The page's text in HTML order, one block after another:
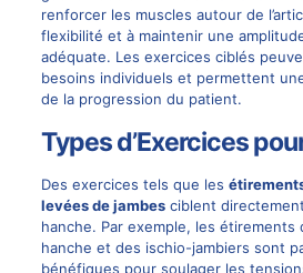
renforcer les muscles autour de
flexibilité et à maintenir une
adéquate. Les exercices ciblés
besoins individuels et permettent
de la progression du patient.
Types d’Exercices
Des exercices tels que les
levées de jambesciblent
hanche. Par exemple, les étirements
hanche et des ischio-jambiers sont
bénéfiques pour soulager les